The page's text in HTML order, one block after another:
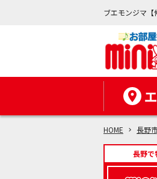
ブエモンジマ
HOME 長野
長野で